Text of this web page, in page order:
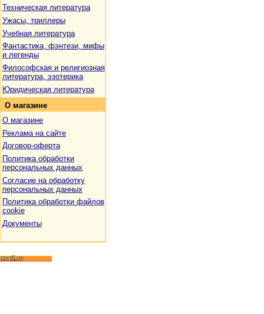
Техническая литература
Ужасы, триллеры
Учебная литература
Фантастика, фэнтези, мифы
и легенды
Философская и религиозная
литература, эзотерика
Юридическая литература
О магазине
О магазине
Реклама на сайте
Договор-оферта
Политика обработки
персональных данных
Согласие на обработку
персональных данных
Политика обработки файлов
cookie
Документы